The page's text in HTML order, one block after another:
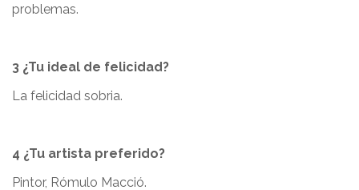
problemas.
3 ¿Tu ideal de felicidad?
La felicidad sobria.
4 ¿Tu artista preferido?
Pintor, Rómulo Macció.